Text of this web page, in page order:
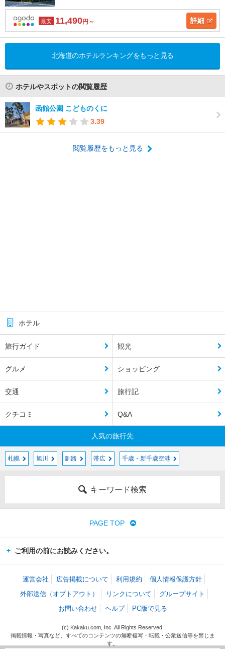
最安 11,490円～ 詳細
北海道のホテルランキングをもっと見る
ホテルやスポットの閲覧履歴
函館公園 こどものくに
3.39
閲覧履歴をもっと見る
ホテル
旅行ガイド 観光
グルメ ショッピング
交通 旅行記
クチコミ Q&A
人気の旅行先
札幌 旭川 釧路 帯広 千歳・新千歳空港
キーワード検索
PAGE TOP
ご利用の前にお読みください。
運営会社 広告掲載について 利用規約
個人情報保護方針
外部送信（オプトアウト）
リンクについて
グループサイト
お問い合わせ
ヘルプ PC版で見る
(c) Kakaku.com, Inc. All Rights Reserved.
掲載情報・写真など、すべてのコンテンツの無断複写・転載・公衆送信等を禁じま
す。